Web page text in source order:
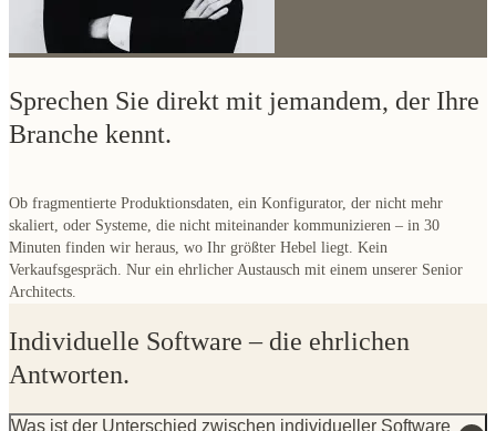
Sprechen Sie direkt mit jemandem, der Ihre
Branche kennt.
Ob fragmentierte Produktionsdaten, ein Konfigurator, der nicht mehr
skaliert, oder Systeme, die nicht miteinander kommunizieren – in 30
Minuten finden wir heraus, wo Ihr größter Hebel liegt. Kein
Verkaufsgespräch. Nur ein ehrlicher Austausch mit einem unserer Senior
Architects.
Individuelle Software – die ehrlichen
Antworten.
Was ist der Unterschied zwischen individueller Software